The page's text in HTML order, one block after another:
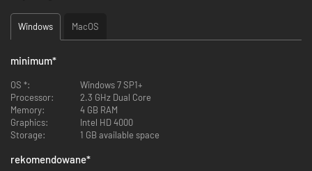
A Grand Finale
A final game, Completing the Mission, is is featured in this collection. It's
bigger than any of the previous games in the series.
Windows MacOS
minimum*
OS *:
Windows 7 SP1+
Processor:
2.3 GHz Dual Core
Memory:
4 GB RAM
Graphics:
Intel HD 4000
Storage:
1 GB available space
rekomendowane*